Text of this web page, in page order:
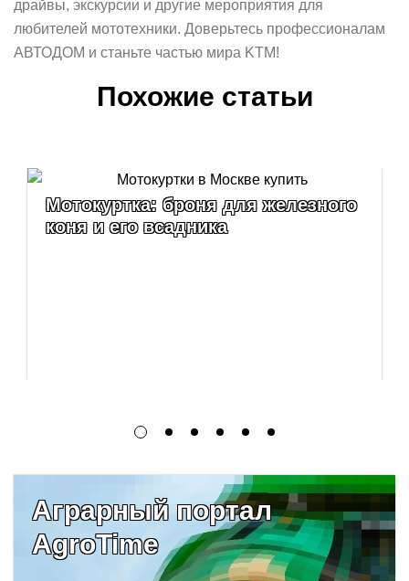
драйвы, экскурсии и другие мероприятия для
любителей мототехники. Доверьтесь профессионалам
АВТОДОМ и станьте частью мира KTM!
Похожие статьи
Мотокуртка: броня для железного
коня и его всадника
Аграрный портал
AgroTime